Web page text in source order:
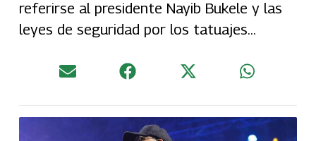
referirse al presidente Nayib Bukele y las
leyes de seguridad por los tatuajes...